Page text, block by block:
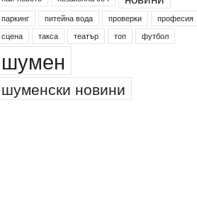
най-новото
незаконна сеч новини
паркинг питейна вода проверки
професия
сцена
такса
шумен